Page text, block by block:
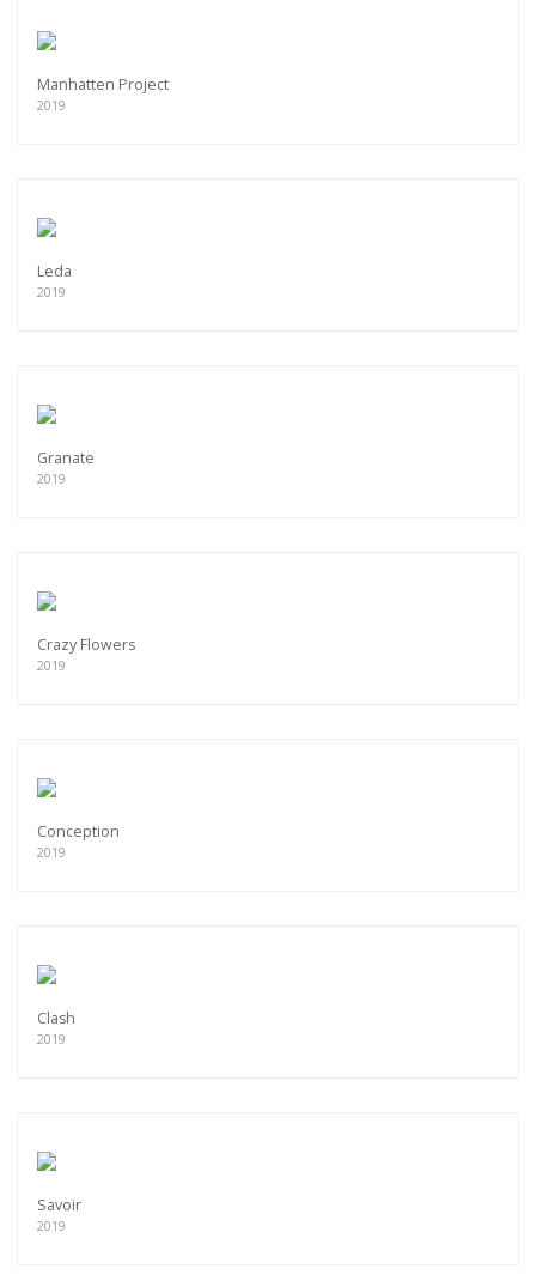
Manhatten Project
2019
Leda
2019
Granate
2019
Crazy Flowers
2019
Conception
2019
Clash
2019
Savoir
2019